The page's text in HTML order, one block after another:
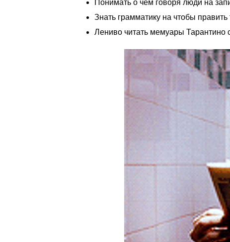
Понимать о чем говоря люди на
Знать грамматику на чтобы
Лениво читать мемуары Тарантино